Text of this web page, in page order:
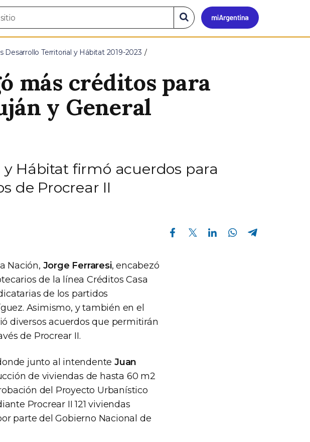
Mi
Buscar
en
el
Desarrollo Territorial y Hábitat 2019-2023
más créditos para
y General
Hábitat firmó acuerdos para
de Procrear II
Compartir en Facebook Compartir en Twitter Compartir en Linkedin Compartir en Whatsapp
Nación, Jorge Ferraresi, encabezó
de la línea Créditos Casa
de los partidos
Asimismo, y también en el
diversos acuerdos que permitirán
de Procrear II.
junto al intendenteJuan
de viviendas de hasta 60 m2
del Proyecto Urbanístico
Procrear II 121 viviendas
parte del Gobierno Nacional de